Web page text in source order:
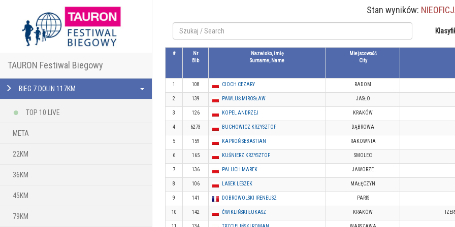
TAURON Festiwal Biegowy
BIEG 7 DOLIN 117KM
TOP 10 LIVE
META
22KM
36KM
45KM
79KM
Stan wyników:
#
Nr
Bib
Nazwisko, imię
Surname, Name
Miejscowość
City
1 108 CIOCH CEZARY RADOM
2 139 PAWLUŚ MIROSŁAW JASŁO
3 126 KOPEL ANDRZEJ KRAKÓW
4 6273 BUCHOWICZ KRZYSZTOF DĄBROWA
5 159 KAPROŃ SEBASTIAN RAKOWNIA
6 165 KUŚNIERZ KRZYSZTOF SMOLEC
7 136 PALUCH MAREK JAWORZE
8 106 LASEK LESZEK MAŁĘCZYN
9 141 DOBROWOLSKI IRENEUSZ PARIS
10 142 ĆWIKLIŃSKI ŁUKASZ KRAKÓW